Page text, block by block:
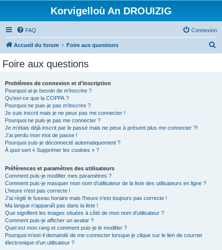
Korvigelloù An DROUIZIG
FAQ Connexion
Accueil du forum Foire aux questions
Foire aux questions
Problèmes de connexion et d’inscription
Pourquoi ai-je besoin de m’inscrire ?
Qu’est-ce que la COPPA ?
Pourquoi ne puis-je pas m’inscrire ?
Je suis inscrit mais je ne peux pas me connecter !
Pourquoi ne puis-je pas me connecter ?
Je m’étais déjà inscrit par le passé mais ne peux à présent plus me connecter ?!
J’ai perdu mon mot de passe !
Pourquoi suis-je déconnecté automatiquement ?
À quoi sert « Supprimer les cookies » ?
Préférences et paramètres des utilisateurs
Comment puis-je modifier mes paramètres ?
Comment puis-je masquer mon nom d’utilisateur de la liste des utilisateurs en ligne ?
L’heure n’est pas correcte !
J’ai réglé le fuseau horaire mais l’heure n’est toujours pas correcte !
Ma langue n’apparaît pas dans la liste !
Que signifient les images situées à côté de mon nom d’utilisateur ?
Comment puis-je afficher un avatar ?
Quel est mon rang et comment puis-je le modifier ?
Pourquoi m’est-il demandé de me connecter lorsque je clique sur le lien de courrier
électronique d’un utilisateur ?